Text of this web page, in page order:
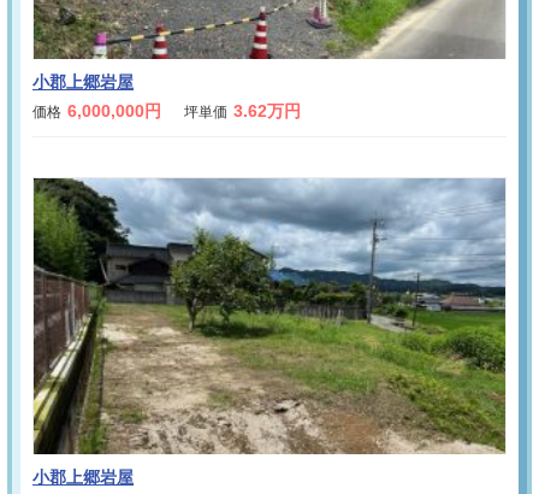
小郡上郷岩屋
価格 6,000,000円 坪単価 3.62万円
小郡上郷岩屋